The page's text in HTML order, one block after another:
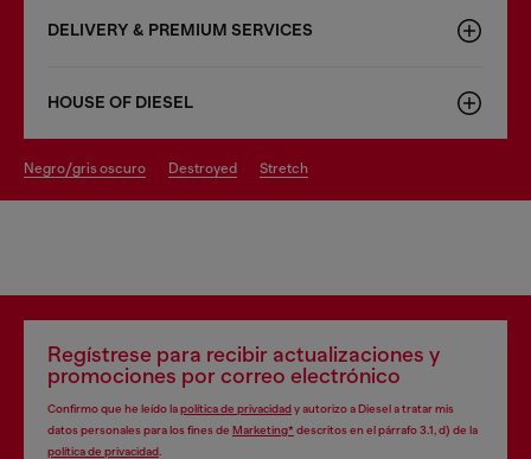
DELIVERY & PREMIUM SERVICES
HOUSE OF DIESEL
negro/gris oscuro destroyed stretch
Regístrese para recibir actualizaciones y
promociones por correo electrónico
Confirmo que he leído lapolítica de privacidady autorizo a Diesel a tratar mis
datos personales para los fines de Marketing*descritos en el párrafo 3.1, d) de la
política de privacidad